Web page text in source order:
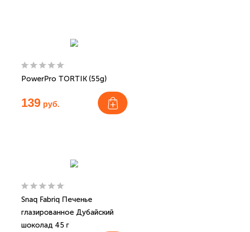
PowerPro TORTIK (55g)
139 руб.
Snaq Fabriq Печенье
глазированное Дубайский
шоколад 45 г